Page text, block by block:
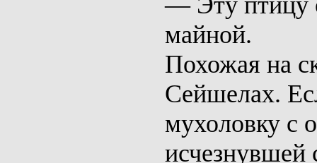
майной.
Похожая на
Сейшелах.
мухо­ловку с
исчезнув­шей